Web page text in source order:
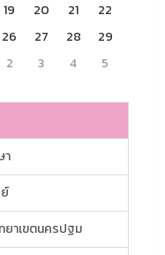
19 20 21
22
26 27 28
29
2 3 4 5
า
ยาเขตนครปฐม